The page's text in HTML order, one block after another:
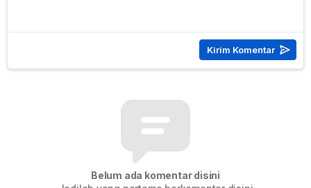
Belum ada komentar disini